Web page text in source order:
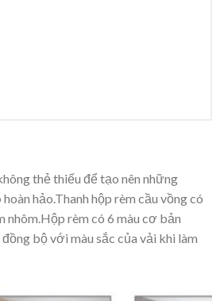
thẻ thiếu để tạo nên những
hoàn hảo.Thanh hộp rèm cầu vồng có
nhôm.Hộp rèm có 6 màu cơ bản
bộ với màu sắc của vải khi làm